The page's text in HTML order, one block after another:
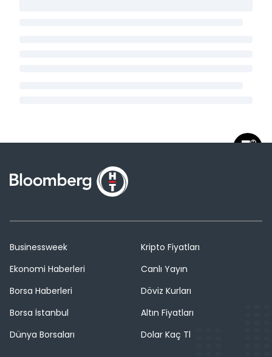
Businessweek
Ekonomi Haberleri
Borsa Haberleri
Borsa İstanbul
Dünya Borsaları
Kripto Fiyatları
Canlı Yayın
Döviz Kurları
Altın Fiyatları
Dolar Kaç Tl